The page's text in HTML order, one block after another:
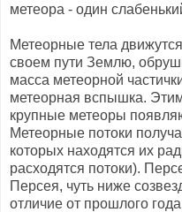
метеора - один
Метеорные тела
своем пути Землю,
масса метеорной
метеорная вспышка.
крупные метеоры
Метеорные потоки
которых находятся их
расходятся потоки).
Персея, чуть ниже
отличие от прошлого